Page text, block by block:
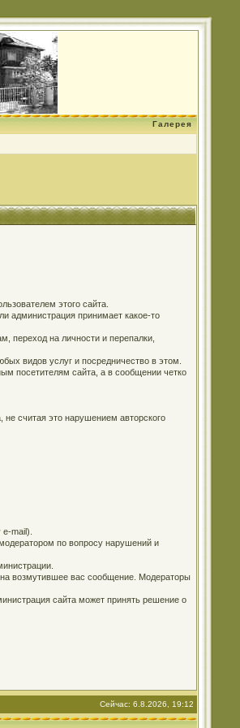
Галерея
этого сайта.
администрация принимает какое-то
переход на личности и перепалки,
видов услуг и посредничество в этом.
посетителям сайта, а в сообщении четко
считая это нарушением авторского
mail).
по вопросу нарушений и
возмутившее вас сообщение. Модераторы
сайта может принять решение о
Сейчас: 6.8.2026, 19:12